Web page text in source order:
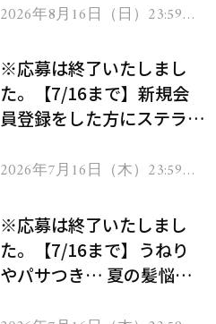
2026年8月16日（日）23:59ま
※応募は終了いたしまし
た。【7/16まで】新規会
員登録をした方にステラボ
ヘアドライヤー ジュエル
2026年7月16日（木）23:59ま
※応募は終了いたしまし
た。【7/16まで】うねり
やパサつき… 夏の髪悩み